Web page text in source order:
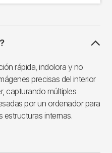
rápida, indolora y no
precisas del interior
capturando múltiples
por un ordenador para
estructuras internas.